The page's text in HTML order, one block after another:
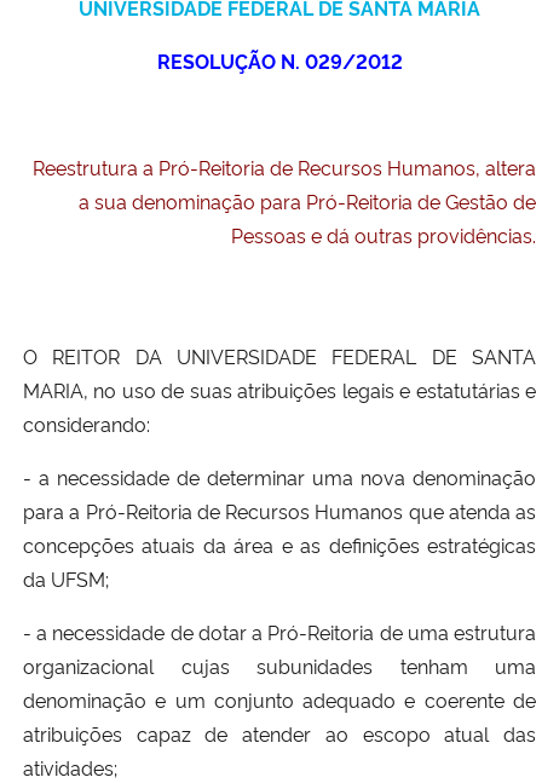
Ministério da Cidadania
Ministério da Ciência, Tecnologia, Inovações e Comunicações
Ministério do Desenvolvimento Regional
Controladoria-Geral da União
Secretaria de Governo
Gabinete de Segurança Institucional
UNIVERSIDADE FEDERAL DE SANTA MARIA
RESOLUÇÃO N. 029/2012
Reestrutura a Pró-Reitoria de Recursos Humanos, altera
a sua denominação para Pró-Reitoria de Gestão de
Pessoas e dá outras providências.
O REITOR DA UNIVERSIDADE FEDERAL DE SANTA
MARIA, no uso de suas atribuições legais e estatutárias e
considerando:
- a necessidade de determinar uma nova denominação
para a Pró-Reitoria de Recursos Humanos que atenda as
concepções atuais da área e as definições estratégicas
da UFSM;
- a necessidade de dotar a Pró-Reitoria de uma estrutura
organizacional cujas subunidades tenham uma
denominação e um conjunto adequado e coerente de
atribuições capaz de atender ao escopo atual das
atividades;